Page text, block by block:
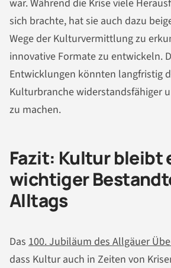
war. Während die Krise viele
sich brachte, hat sie auch dazu
Wege der Kulturvermittlung zu
innovative Formate zu entwickeln.
Entwicklungen könnten langfristig
Kulturbranche widerstandsfähiger
zu machen.
Fazit: Kultur bleibt
wichtiger
Alltags
Das 100. Jubiläum des Allgäuer
dass Kultur auch in Zeiten von